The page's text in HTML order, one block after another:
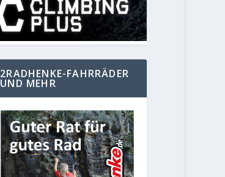
2RADHENKE-FAHRRÄDER
UND MEHR